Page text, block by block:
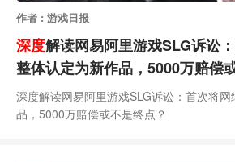
作者 : 游戏日报
深度解读网易阿里游戏SLG诉讼
整体认定为新作品，5000万赔偿
深度解读网易阿里游戏SLG诉讼：首次将
品，5000万赔偿或不是终点？